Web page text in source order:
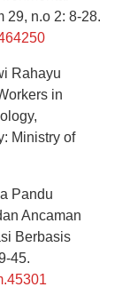
29, n.o 2: 8-28.
Rahayu
in
Ministry of
Pandu
Ancaman
Berbasis
45.